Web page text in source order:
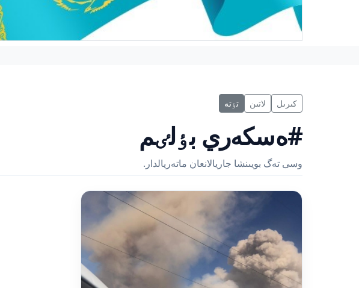
كىرىل لاتىن تٶتە
#ەسكەري بٶلٸم
وسى تەگ بويىنشا جاريالانعان ماتەريالدار.